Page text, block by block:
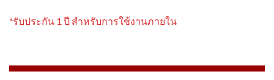
*รับประกัน 1 ปี สำหรับการใช้งานภายใน